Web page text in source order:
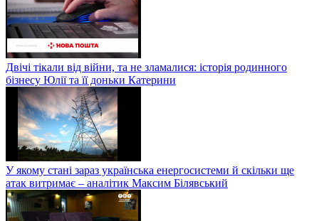
Двічі тікали від війни, та не зламалися: історія родинного
бізнесу Юлії та її доньки Катерини
У якому стані зараз українська енергосистеми й скільки ще
атак витримає – аналітик Максим Білявський